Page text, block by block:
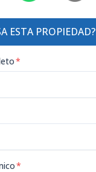
ESTA PROPIEDAD?
*
*